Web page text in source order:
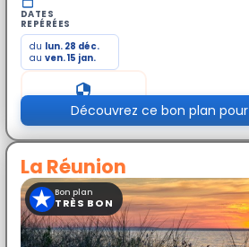
DATES
REPÉRÉES
du lun. 28 déc.
au ven. 15 jan.
Prix exceptionnel
Découvrez ce bon plan pour
La Réunion
★Bon plan
TRÈS BON